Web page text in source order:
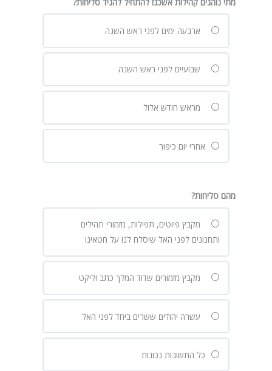
ארבעה ימים לפני ראש השנה
שבועיים לפני ראש השנה
מראש חודש אלול
אחרי יום כיפור
מהם סליחות?
מקבץ פיוטים, תפילות, מזמורי תהילים
ותחנונים לפני האל שיסלח לנו על חטאינו
מקבץ מזמורים שדוד המלך כתב וליקט
עשרה יהודים ששרים ביחד לפני האל
כל התשובות נכונות